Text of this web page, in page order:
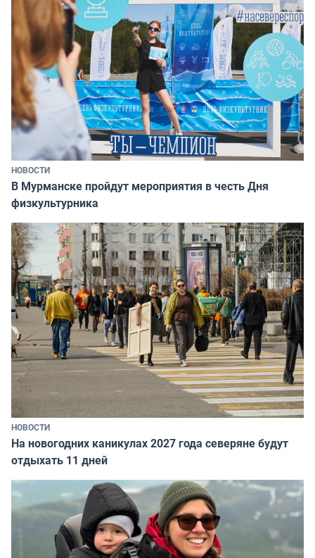
НОВОСТИ
В Мурманске пройдут мероприятия в честь Дня
физкультурника
НОВОСТИ
На новогодних каникулах 2027 года северяне будут
отдыхать 11 дней